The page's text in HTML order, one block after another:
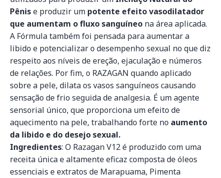
Pênise produzir um potente efeito vasodilatador
que aumentam o fluxo sanguíneo na área aplicada.
A Fórmula também foi pensada para aumentar a
libido e potencializar o desempenho sexual no que diz
respeito aos níveis de ereção, ejaculação e números
de relações. Por fim, o RAZAGAN quando aplicado
sobre a pele, dilata os vasos sanguíneos causando
sensação de frio seguida de analgesia. É um agente
sensorial único, que proporciona um efeito de
aquecimento na pele, trabalhando forte no aumento
da libido e do desejo sexual.
Ingredientes: O Razagan V12 é produzido com uma
receita única e altamente eficaz composta de óleos
essenciais e extratos de Marapuama, Pimenta